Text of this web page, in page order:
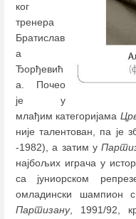
ког
тренера
Братислав
а
Ђорђевић
а. Почео
је у
млађим категоријама
није талентован, па је
-1982), а затим у
најбољих играча у
са јуниорском
омладински шампион
Партизану, 1991/92,